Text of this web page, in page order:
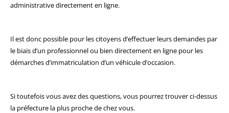
administrative directement en ligne.
Il est donc possible pour les citoyens d’effectuer leurs demandes par
le biais d’un professionnel ou bien directement en ligne pour les
démarches d’immatriculation d’un véhicule d’occasion.
Si toutefois vous avez des questions, vous pourrez trouver ci-dessus
la préfecture la plus proche de chez vous.